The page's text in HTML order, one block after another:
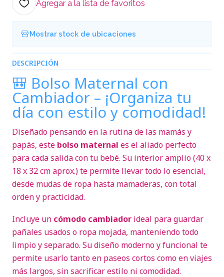
Agregar a la lista de favoritos
Mostrar stock de ubicaciones
DESCRIPCIÓN
🎒 Bolso Maternal con
Cambiador – ¡Organiza tu
día con estilo y comodidad!
Diseñado pensando en la rutina de las mamás y
papás, este bolso maternal es el aliado perfecto
para cada salida con tu bebé. Su interior amplio (40 x
18 x 32 cm aprox.) te permite llevar todo lo esencial,
desde mudas de ropa hasta mamaderas, con total
orden y practicidad.
Incluye un cómodo cambiador ideal para guardar
pañales usados o ropa mojada, manteniendo todo
limpio y separado. Su diseño moderno y funcional te
permite usarlo tanto en paseos cortos como en viajes
más largos, sin sacrificar estilo ni comodidad.